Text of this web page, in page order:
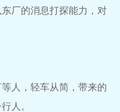
厂的消息打探能力，对
人，轻车从简，带来的
人。